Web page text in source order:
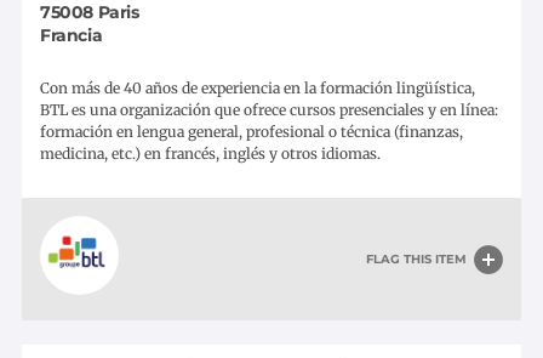
FLAG THIS ITEM
75008 Paris
Francia
Con más de 40 años de experiencia en la formación lingüística,
BTL es una organización que ofrece cursos presenciales y en línea:
formación en lengua general, profesional o técnica (finanzas,
medicina, etc.) en francés, inglés y otros idiomas.